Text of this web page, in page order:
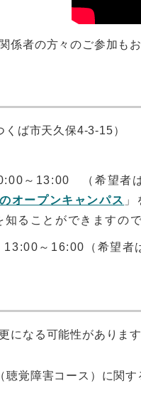
係者の方々のご参加も
ば市天久保4-3-15）
～13:00 （希望者は
オープンキャンパス
ることができますの
～16:00（希望者
になる可能性があります
覚障害コース）に関す